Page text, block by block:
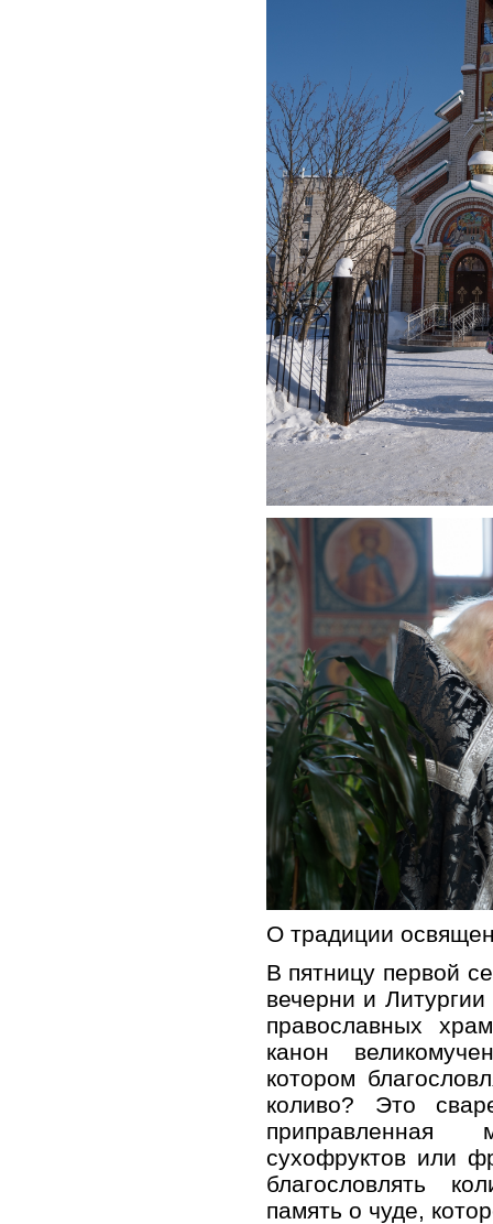
О традиции
В пятницу первой
вечерни и
православных
канон
котором
коливо? Это
сухофруктов или
благословлять
память о чуде,